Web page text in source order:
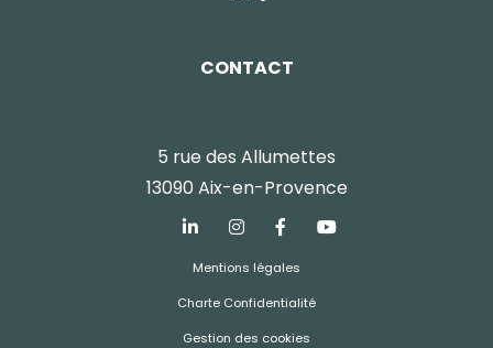
CONTACT
5 rue des Allumettes
13090 Aix-en-Provence
Mentions légales
Charte Confidentialité
Gestion des cookies